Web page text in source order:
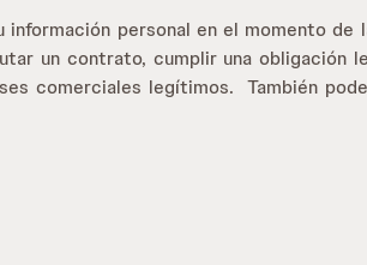
personal en el momento de
un contrato, cumplir una obligación
comerciales legítimos. También